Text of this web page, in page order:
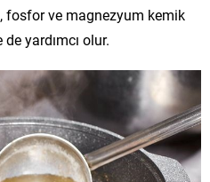
fosfor ve magnezyum kemik
yardımcı olur.